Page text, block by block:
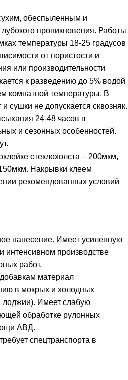
обеспыленным и
проникновения. Работы
температуры 18-25 градусов
от пористости и
или производительности
к разведению до 5% водой
комнатной температуры. В
сушки не допускается сквозняк.
24-48 часов в
и сезонных особенностей.
стеклохолста – 200мкм,
Накрывки клеем
рекомендованных условий
нанесение. Имеет усиленную
интенсивном производстве
работ.
материал
в мокрых и холодных
лоджии). Имеет слабую
обработке рулонных
АВД.
спецтранспорта в